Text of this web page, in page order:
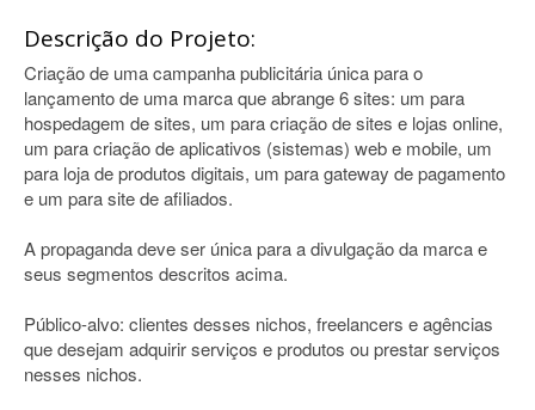
Descrição do Projeto:
Criação de uma campanha publicitária única para o
lançamento de uma marca que abrange 6 sites: um para
hospedagem de sites, um para criação de sites e lojas online,
um para criação de aplicativos (sistemas) web e mobile, um
para loja de produtos digitais, um para gateway de pagamento
e um para site de afiliados.
A propaganda deve ser única para a divulgação da marca e
seus segmentos descritos acima.
Público-alvo: clientes desses nichos, freelancers e agências
que desejam adquirir serviços e produtos ou prestar serviços
nesses nichos.